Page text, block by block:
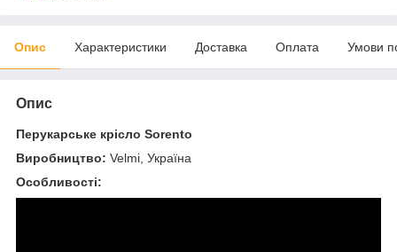
Опис Характеристики Доставка Оплата Умови
Опис
Перукарське крісло Sorento
Виробництво: Velmi, Україна
Особливості: